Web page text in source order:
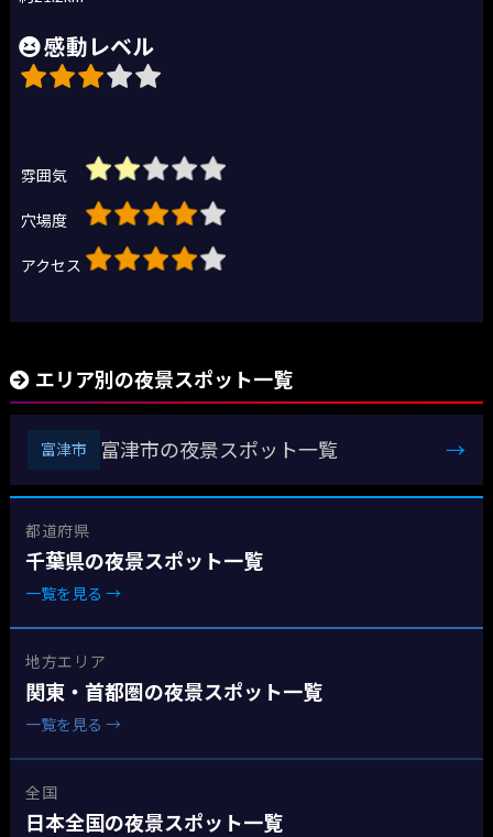
感動レベル
雰囲気
穴場度
アクセス
エリア別の夜景スポット一覧
富津市 富津市の夜景スポット一覧 →
都道府県
千葉県の夜景スポット一覧
一覧を見る →
地方エリア
関東・首都圏の夜景スポット一覧
一覧を見る →
全国
日本全国の夜景スポット一覧